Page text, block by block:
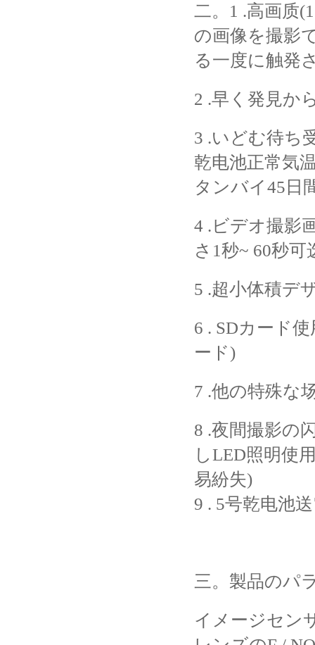
二。 1 .高画质
の画像を撮影
る一度に触発
2 .早く発見か
3 .いどむ待ち
乾电池正常気
タンバイ45日
4 .ビデオ撮影
さ1秒~ 60秒可
5 .超小体積デ
6 . SDカード
ード)
7 .他の特殊な
8 .夜間撮影の
しLED照明使
易紛失)
9 . 5号乾电池
三。 製品のパ
イメージセン